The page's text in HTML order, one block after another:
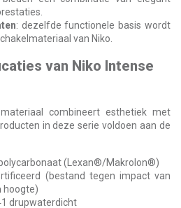
: dezelfde functionele basis wordt
van Niko.
van Niko Intense
combineert esthetiek met
in deze serie voldoen aan de
(Lexan®/Makrolon®)
(bestand tegen impact van
hoogte)
drupwaterdicht